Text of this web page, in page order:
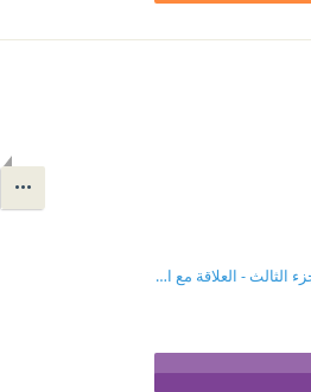
الشيخ قاسم بن محمد آل ثاني: الجزء الثالث - العلاقة مع الدولة العثمانية